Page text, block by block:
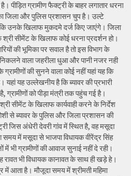
है। पीड़ित ग्रामीण फैक्ट्री के बाहर लगातार धरना
जिला और पुलिस प्रशासन चुप है। उल्टे
कि उनके खिलाफ मुकदमे दर्ज किए जाएंगे। जिला
सीमेंट के खिलाफ कोई धरना प्रदर्शन हो।
की भूमिका पर सवाल है तो इस विभाग के
वाला जहरीला धुआ और पानी नजर नही
की सुनने वाला कोई नहीं यहां यह कि
यहां यह उल्लेखनीय है कि ब्यावर की प्रभारी
ग्रामीणों को पीड़ा मंत्री तक पहुंच गई है।
सीमेंट के खिलाफ कार्यवाही करने के निर्देश
से ब्यावर के पुलिस और जिला प्रशासन की
जिस अंधेरी देवरी गांव में स्थित है, वह मसूदा
समय में मसूदा से भाजपा विधायक वीरेंद्र सिंह
भी ग्रामीणों की आवाज सुनाई नहीं दे रही।
रावत भी विधायक कानावत के साथ ही खड़े हे।
में आता है। मौजूदा समय में श्रीमती महिमा